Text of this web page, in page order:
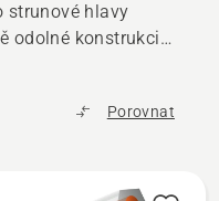
strunové hlavy
odolné konstrukci
Porovnat